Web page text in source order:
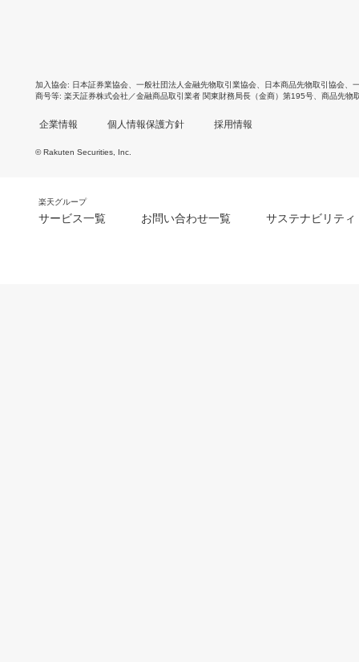
加入協会 日本証券業協会 一般社団法人金融先物取引業協会 日本商品先物取引協会
商号等 楽天証券株式会社／金融商品取引業者 関東財務局長（金商）第195号、商品先物
企業情報 個人情報保護方針 採用情報
© Rakuten Securities, Inc.
楽天グループ
サービス一覧 お問い合わせ一覧 サステナビリティ